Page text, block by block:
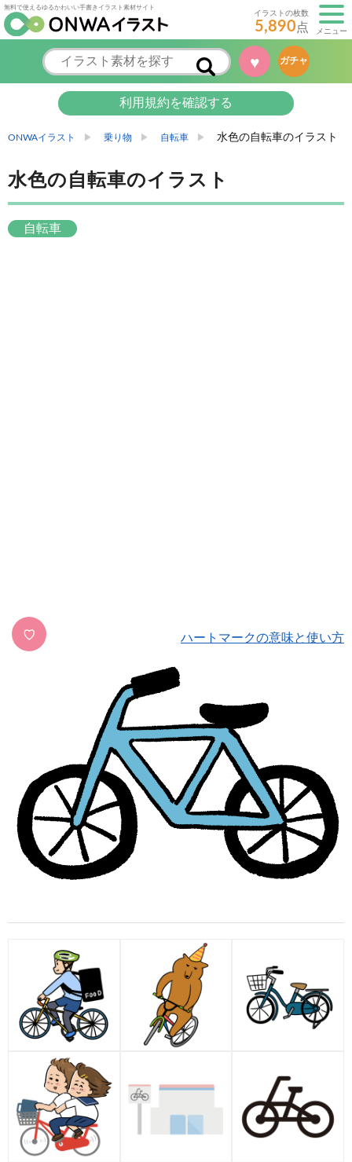
無料で使えるゆるかわいい手書きイラスト素材サイト
イラストの枚数
5,890点 メニュー
♥ ガチャ
利用規約を確認する
ONWAイラスト 乗り物 自転車 水色の自転車のイラスト
水色の自転車のイラスト
自転車
♡ ハートマークの意味と使い方